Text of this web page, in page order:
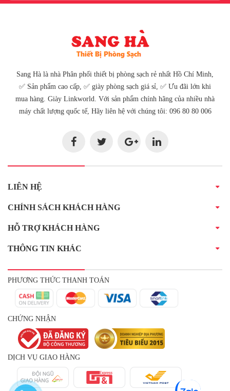
Sang Hà là nhà Phân phối thiết bị phòng sạch rẻ nhất Hồ Chí Minh,
✅ Sản phẩm cao cấp, ✅ giày phòng sạch giá sỉ, ✅ Ưu đãi lớn khi
mua hàng. Giày Linkworld. Với sản phẩm chính hãng của nhiều nhà
máy chất lượng quốc tế, Hãy liên hệ với chúng tôi: 096 80 80 006
LIÊN HỆ
CHÍNH SÁCH KHÁCH HÀNG
HỖ TRỢ KHÁCH HÀNG
THÔNG TIN KHÁC
PHƯƠNG THỨC THANH TOÁN
CHỨNG NHẬN
DỊCH VỤ GIAO HÀNG